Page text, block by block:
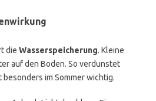
die Wasserspeicherung. Kleine
auf den Boden. So verdunstet
besonders im Sommer wichtig.